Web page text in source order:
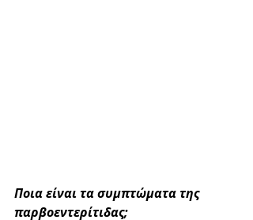
Ποια είναι τα συμπτώματα της
παρβοεντερίτιδας;